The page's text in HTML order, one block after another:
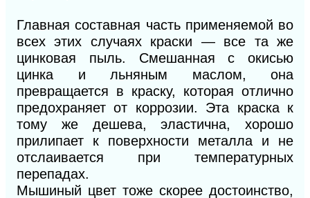
Главная составная часть применяемой во
всех этих случаях краски — все та же
цинковая пыль. Смешанная с окисью
цинка и льняным маслом, она
превращается в краску, которая отлично
предохраняет от коррозии. Эта краска к
тому же дешева, эластична, хорошо
прилипает к поверхности металла и не
отслаивается при температурных
перепадах.
Мышиный цвет тоже скорее достоинство,